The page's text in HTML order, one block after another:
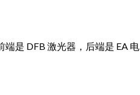
是 DFB 激光器，后端是 EA 电